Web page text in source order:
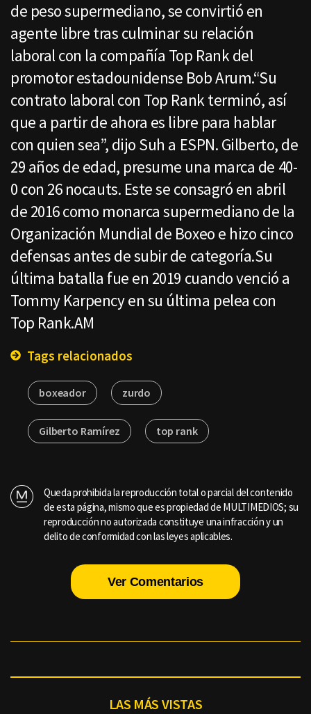
de peso supermediano, se convirtió en
agente libre tras culminar su relación
laboral con la compañía Top Rank del
promotor estadounidense Bob Arum.“Su
contrato laboral con Top Rank terminó, así
que a partir de ahora es libre para hablar
con quien sea”, dijo Suh a ESPN. Gilberto, de
29 años de edad, presume una marca de 40-
0 con 26 nocauts. Este se consagró en abril
de 2016 como monarca supermediano de la
Organización Mundial de Boxeo e hizo cinco
defensas antes de subir de categoría.Su
última batalla fue en 2019 cuando venció a
Tommy Karpency en su última pelea con
Top Rank.AM
Tags relacionados
boxeador zurdo
Gilberto Ramírez top rank
Queda prohibida la reproducción total o parcial del contenido
de esta página, mismo que es propiedad de MULTIMEDIOS; su
reproducción no autorizada constituye una infracción y un
delito de conformidad con las leyes aplicables.
Ver Comentarios
LAS MÁS VISTAS